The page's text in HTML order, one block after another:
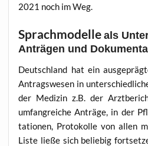
2021 noch im Weg.
Sprachmodelleals
Anträgen und
Deutsch­land hat ein
Antrags­we­sen in
der Medi­zin z.B. der
umfang­rei­che Anträ­ge, in der
ta­tio­nen, Pro­to­kol­le von allen
Lis­te lie­ße sich belie­big